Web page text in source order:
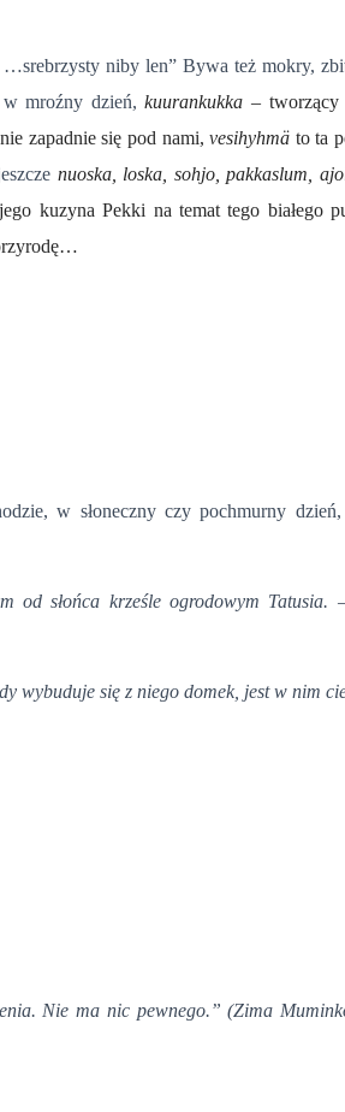
…srebrzysty niby len” Bywa też mokry,
w mroźny dzień,kuurankukka – tworzący
zapadnie się pod nami, vesihyhmä to ta
nuoska, loska, sohjo, pakkaslum,
kuzyna Pekki na temat tego białego
w słoneczny czy pochmurny
od słońca krześle ogrodowym Tatusia.
wybuduje się z niego domek, jest w nim
Nie ma nic pewnego.” (Zima